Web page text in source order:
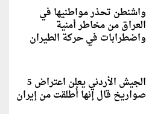
واشنطن تحذر مواطنيها في
العراق من مخاطر أمنية
واضطرابات في حركة الطيران
الجيش الأردني يعلن اعتراض 5
صواريخ قال إنها أُطلقت من إيران